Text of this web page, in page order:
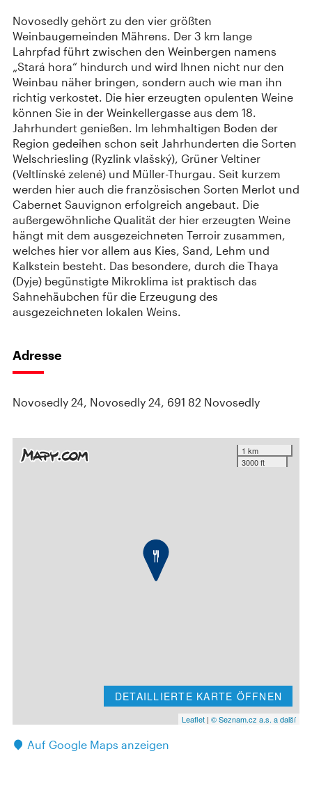
Novosedly gehört zu den vier größten
Weinbaugemeinden Mährens. Der 3 km lange
Lahrpfad führt zwischen den Weinbergen namens
„Stará hora“ hindurch und wird Ihnen nicht nur den
Weinbau näher bringen, sondern auch wie man ihn
richtig verkostet. Die hier erzeugten opulenten Weine
können Sie in der Weinkellergasse aus dem 18.
Jahrhundert genießen. Im lehmhaltigen Boden der
Region gedeihen schon seit Jahrhunderten die Sorten
Welschriesling (Ryzlink vlašský), Grüner Veltiner
(Veltlínské zelené) und Müller-Thurgau. Seit kurzem
werden hier auch die französischen Sorten Merlot und
Cabernet Sauvignon erfolgreich angebaut. Die
außergewöhnliche Qualität der hier erzeugten Weine
hängt mit dem ausgezeichneten Terroir zusammen,
welches hier vor allem aus Kies, Sand, Lehm und
Kalkstein besteht. Das besondere, durch die Thaya
(Dyje) begünstigte Mikroklima ist praktisch das
Sahnehäubchen für die Erzeugung des
ausgezeichneten lokalen Weins.
Adresse
Novosedly 24, Novosedly 24, 691 82 Novosedly
1 km
3000 ft
DETAILLIERTE KARTE ÖFFNEN
Leaflet | © Seznam.cz a.s. a další
Auf Google Maps anzeigen